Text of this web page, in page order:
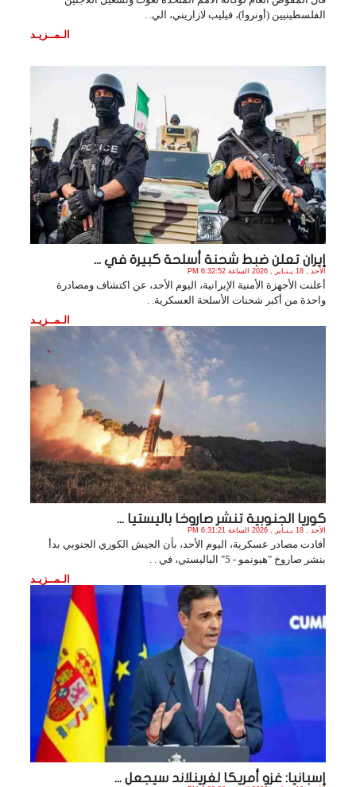
الفلسطينيين (أونروا)، فيليب لازاريني، الي. .
الـمــزيـد
إيران تعلن ضبط شحنة أسلحة كبيرة في ...
الأحد , 18 يـنـاير , 2026 الساعة 6:32:52 PM
أعلنت الأجهزة الأمنية الإيرانية، اليوم الأحد، عن اكتشاف ومصادرة
واحدة من أكبر شحنات الأسلحة العسكرية. .
الـمــزيـد
كوريا الجنوبية تنشر صاروخا باليستيا ...
الأحد , 18 يـنـاير , 2026 الساعة 6:31:21 PM
أفادت مصادر عسكرية، اليوم الأحد، بأن الجيش الكوري الجنوبي بدأ
بنشر صاروخ "هيونمو - 5" الباليستي، في . .
الـمــزيـد
إسبانيا: غزو أمريكا لغرينلاند سيجعل ...